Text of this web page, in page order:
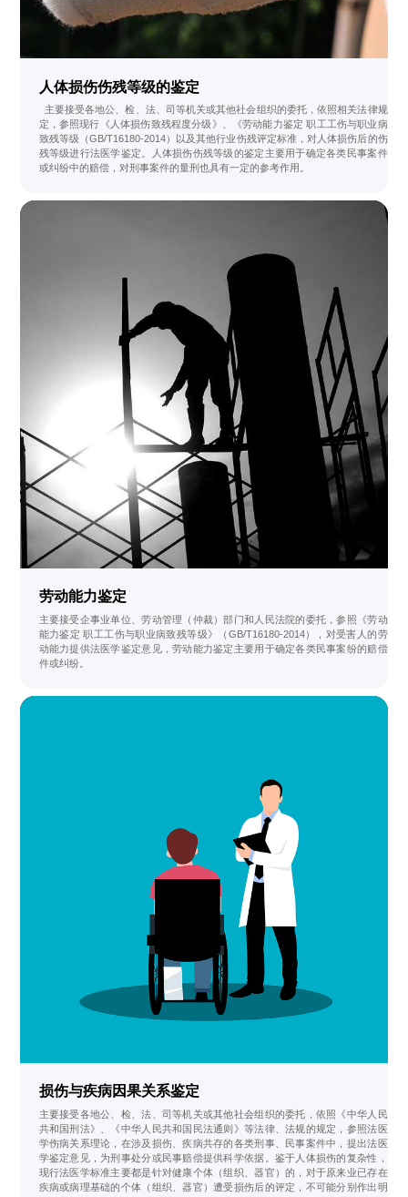
人体损伤伤残等级的鉴定
主要接受各地公、检、法、司等机关或其他社会组织的委托，依照相关法律规
定，参照现行《人体损伤致残程度分级》、《劳动能力鉴定 职工工伤与职业病
致残等级（GB/T16180-2014）以及其他行业伤残评定标准，对人体损伤后的伤
残等级进行法医学鉴定。人体损伤伤残等级的鉴定主要用于确定各类民事案件
或纠纷中的赔偿，对刑事案件的量刑也具有一定的参考作用。
劳动能力鉴定
主要接受企事业单位、劳动管理（仲裁）部门和人民法院的委托，参照《劳动
能力鉴定 职工工伤与职业病致残等级》（GB/T16180-2014），对受害人的劳
动能力提供法医学鉴定意见，劳动能力鉴定主要用于确定各类民事案纷的赔偿
件或纠纷。
损伤与疾病因果关系鉴定
主要接受各地公、检、法、司等机关或其他社会组织的委托，依照《中华人民
共和国刑法》、《中华人民共和国民法通则》等法律、法规的规定，参照法医
学伤病关系理论，在涉及损伤、疾病共存的各类刑事、民事案件中，提出法医
学鉴定意见，为刑事处分或民事赔偿提供科学依据。鉴于人体损伤的复杂性，
现行法医学标准主要都是针对健康个体（组织、器官）的，对于原来业已存在
疾病或病理基础的个体（组织、器官）遭受损伤后的评定，不可能分别作出明